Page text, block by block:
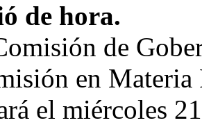
de hora.
de
en
el miércoles